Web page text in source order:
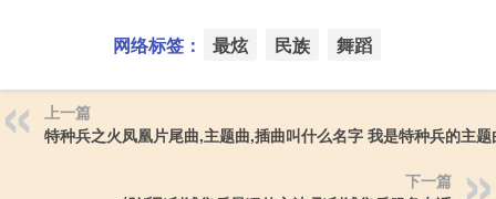
网络标签： 最炫 民族 舞蹈
上一篇
特种兵之火凤凰片尾曲,主题曲,插曲叫什么名字 我是特种兵的主题
下一篇